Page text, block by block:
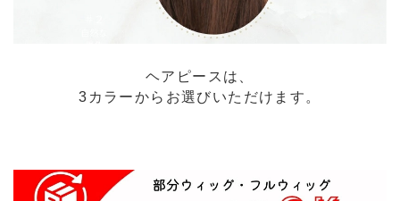
ヘアピースは、
3カラーからお選びいただけます。